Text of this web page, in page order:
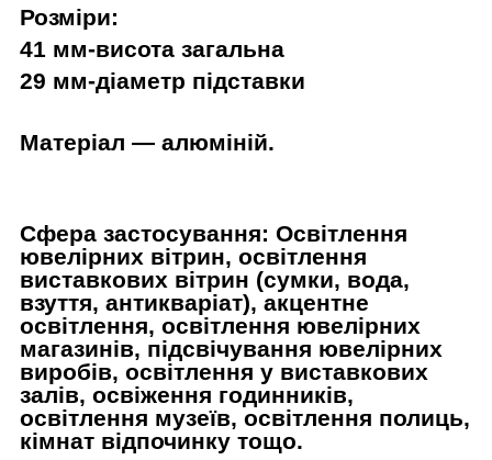
Розміри:
41 мм-висота загальна
29 мм-діаметр підставки
Матеріал — алюміній.
Сфера застосування: Освітлення
ювелірних вітрин, освітлення
виставкових вітрин (сумки, вода,
взуття, антикваріат), акцентне
освітлення, освітлення ювелірних
магазинів, підсвічування ювелірних
виробів, освітлення у виставкових
залів, освіження годинників,
освітлення музеїв, освітлення полиць,
кімнат відпочинку тощо.